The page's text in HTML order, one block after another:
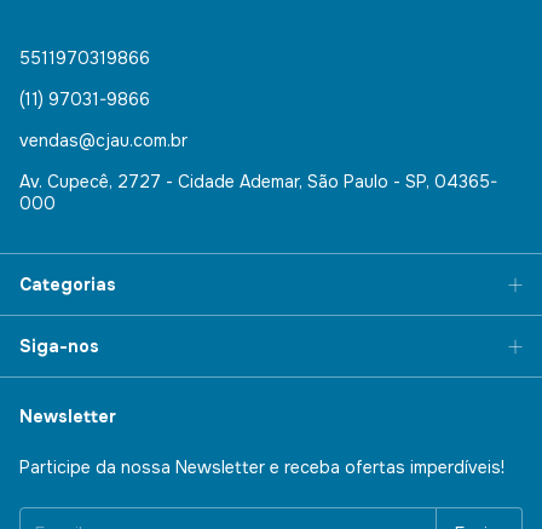
5511970319866
(11) 97031-9866
vendas@cjau.com.br
Av. Cupecê, 2727 - Cidade Ademar, São Paulo - SP, 04365-
000
Categorias
Siga-nos
Newsletter
Participe da nossa Newsletter e receba ofertas imperdíveis!